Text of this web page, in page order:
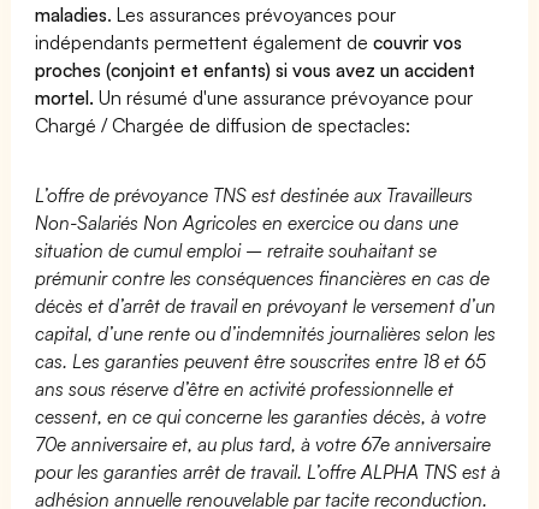
maladies. Les assurances prévoyances pour
indépendants permettent également decouvrir vos
proches (conjoint et enfants) si vous avez un accident
mortel. Un résumé d'une assurance prévoyance pour
Chargé / Chargée de diffusion de spectacles:
L’offre de prévoyance TNS est destinée aux Travailleurs
Non-Salariés Non Agricoles en exercice ou dans une
situation de cumul emploi – retraite souhaitant se
prémunir contre les conséquences financières en cas de
décès et d’arrêt de travail en prévoyant le versement d’un
capital, d’une rente ou d’indemnités journalières selon les
cas. Les garanties peuvent être souscrites entre 18 et 65
ans sous réserve d’être en activité professionnelle et
cessent, en ce qui concerne les garanties décès, à votre
70e anniversaire et, au plus tard, à votre 67e anniversaire
pour les garanties arrêt de travail. L’offre ALPHA TNS est à
adhésion annuelle renouvelable par tacite reconduction.